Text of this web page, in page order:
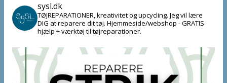
t
e
sysl.dk
TØJREPARATIONER, kreativitet og upcycling. Jeg vil lære
DIG at reparere dit tøj. Hjemmeside/webshop - GRATIS
hjælp + værktøj til tøjreparationer.